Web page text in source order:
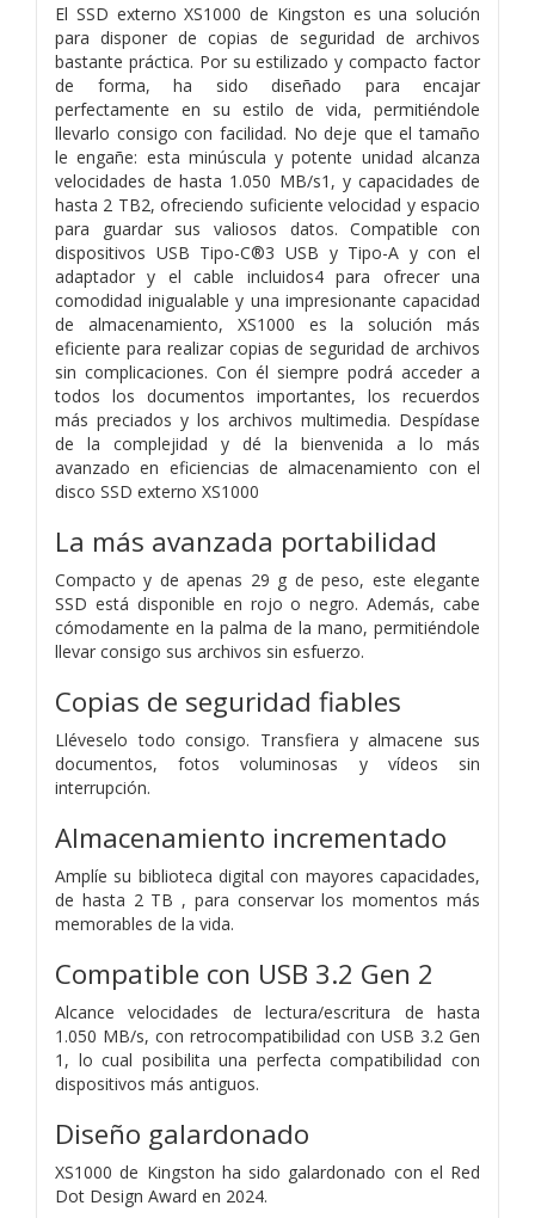
El SSD externo XS1000 de Kingston es una solución
para disponer de copias de seguridad de archivos
bastante práctica. Por su estilizado y compacto factor
de forma, ha sido diseñado para encajar
perfectamente en su estilo de vida, permitiéndole
llevarlo consigo con facilidad. No deje que el tamaño
le engañe: esta minúscula y potente unidad alcanza
velocidades de hasta 1.050 MB/s1, y capacidades de
hasta 2 TB2, ofreciendo suficiente velocidad y espacio
para guardar sus valiosos datos. Compatible con
dispositivos USB Tipo-C®3 USB y Tipo-A y con el
adaptador y el cable incluidos4 para ofrecer una
comodidad inigualable y una impresionante capacidad
de almacenamiento, XS1000 es la solución más
eficiente para realizar copias de seguridad de archivos
sin complicaciones. Con él siempre podrá acceder a
todos los documentos importantes, los recuerdos
más preciados y los archivos multimedia. Despídase
de la complejidad y dé la bienvenida a lo más
avanzado en eficiencias de almacenamiento con el
disco SSD externo XS1000
La más avanzada portabilidad
Compacto y de apenas 29 g de peso, este elegante
SSD está disponible en rojo o negro. Además, cabe
cómodamente en la palma de la mano, permitiéndole
llevar consigo sus archivos sin esfuerzo.
Copias de seguridad fiables
Lléveselo todo consigo. Transfiera y almacene sus
documentos, fotos voluminosas y vídeos sin
interrupción.
Almacenamiento incrementado
Amplíe su biblioteca digital con mayores capacidades,
de hasta 2 TB , para conservar los momentos más
memorables de la vida.
Compatible con USB 3.2 Gen 2
Alcance velocidades de lectura/escritura de hasta
1.050 MB/s, con retrocompatibilidad con USB 3.2 Gen
1, lo cual posibilita una perfecta compatibilidad con
dispositivos más antiguos.
Diseño galardonado
XS1000 de Kingston ha sido galardonado con el Red
Dot Design Award en 2024.